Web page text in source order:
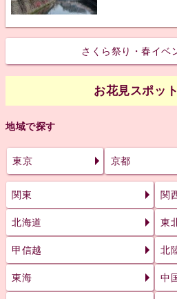
さくら祭り・春イベ
お花見スポッ
地域で探す
東京 京都
関東 関
北海道 東
甲信越 北
東海 中